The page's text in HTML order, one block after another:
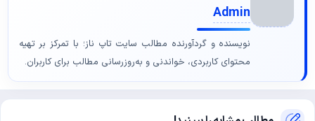
Admin
نویسنده و گردآورنده مطالب سایت تاپ ناز؛ با تمرکز بر تهیه
محتوای کاربردی، خواندنی و به‌روزرسانی مطالب برای کاربران.